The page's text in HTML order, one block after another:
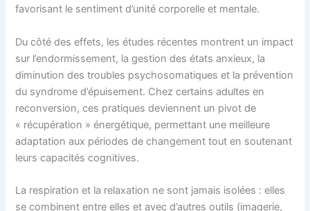
favorisant le sentiment d’unité corporelle et mentale.
Du côté des effets, les études récentes montrent un impact
sur l’endormissement, la gestion des états anxieux, la
diminution des troubles psychosomatiques et la prévention
du syndrome d’épuisement. Chez certains adultes en
reconversion, ces pratiques deviennent un pivot de
« récupération » énergétique, permettant une meilleure
adaptation aux périodes de changement tout en soutenant
leurs capacités cognitives.
La respiration et la relaxation ne sont jamais isolées : elles
se combinent entre elles et avec d’autres outils (imagerie,